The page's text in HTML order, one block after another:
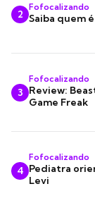
2
Fofocalizando
Saiba quem
3
Fofocalizando
Review:
Game Freak
4
Fofocalizando
Pediatra
Levi